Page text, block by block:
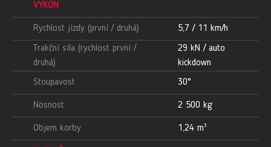
VÝKON
Rychlost jízdy (první / druhá) 5,7 / 11 km/h
Trakční síla (rychlost první /
druhá)
29 kN / auto
kickdown
Stoupavost
30°
Nosnost 2 500 kg
Objem korby 1,24 m³